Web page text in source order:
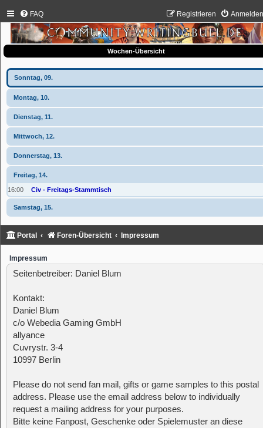
FAQ Registrieren
Wochen-Übersicht
Sonntag, 09.
Montag, 10.
Dienstag, 11.
Mittwoch, 12.
Donnerstag, 13.
Freitag, 14.
16:00 Civ - Freitags-Stammtisch
Samstag, 15.
Portal Foren-Übersicht Impressum
Impressum
Seitenbetreiber: Daniel Blum
Kontakt:
Daniel Blum
c/o Webedia Gaming GmbH
allyance
Cuvrystr. 3-4
10997 Berlin
Please do not send fan mail, gifts or game samples to this postal
address. Please use the email address below to individually
request a mailing address for your purposes.
Bitte keine Fanpost, Geschenke oder Spielemuster an diese